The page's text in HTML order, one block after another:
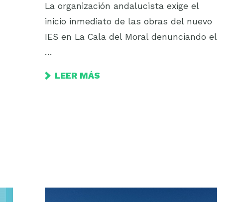
La organización andalucista exige el
inicio inmediato de las obras del nuevo
IES en La Cala del Moral denunciando el
…
LEER MÁS